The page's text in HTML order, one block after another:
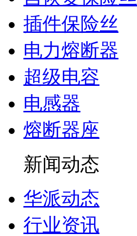
插件保险丝
电力熔断器
超级电容
电感器
熔断器座
新闻动态
华派动态
行业资讯